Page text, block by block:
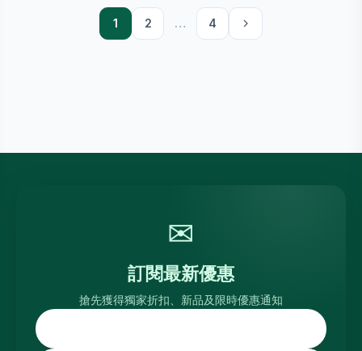
1 2 … 4
✉
訂閱最新優惠
搶先獲得獨家折扣、新品及限時優惠通知